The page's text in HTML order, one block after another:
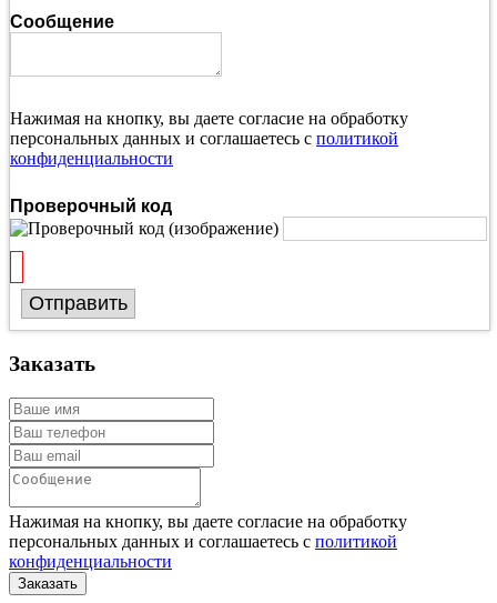
Сообщение
Нажимая на кнопку, вы даете согласие на обработку
персональных данных и соглашаетесь с политикой
конфиденциальности
Проверочный код
Отправить
Заказать
Нажимая на кнопку, вы даете согласие на обработку
персональных данных и соглашаетесь с политикой
конфиденциальности